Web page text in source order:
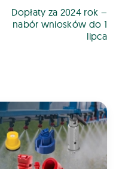
Dopłaty za 2024 rok –
nabór wniosków do 1
lipca